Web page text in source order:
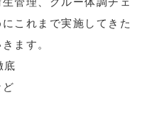
これまで実施してきた
ます。
底